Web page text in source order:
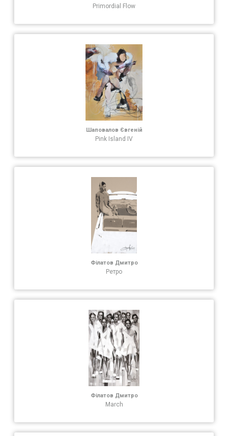
Primordial Flow
Шаповалов Євгеній
Pink Island IV
Філатов Дмитро
Ретро
Філатов Дмитро
March